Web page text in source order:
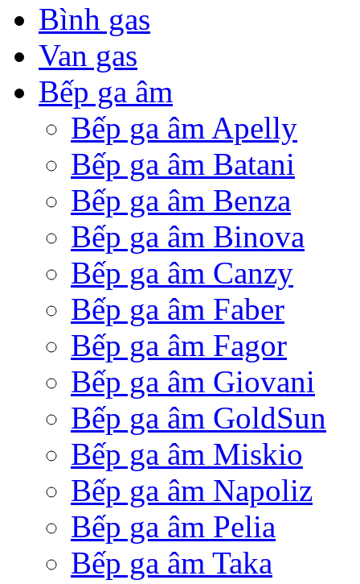
Bình gas
Van gas
Bếp ga âm
Bếp ga âm Apelly
Bếp ga âm Batani
Bếp ga âm Benza
Bếp ga âm Binova
Bếp ga âm Canzy
Bếp ga âm Faber
Bếp ga âm Fagor
Bếp ga âm Giovani
Bếp ga âm GoldSun
Bếp ga âm Miskio
Bếp ga âm Napoliz
Bếp ga âm Pelia
Bếp ga âm Taka